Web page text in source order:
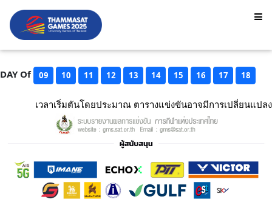
DAY Of 09 10 11 12 13 14 15 16 17 18
เวลาเริ่มตันโดยประมาณ ตารางแข่งขันอาจมีการเปลี่ยนแปลง